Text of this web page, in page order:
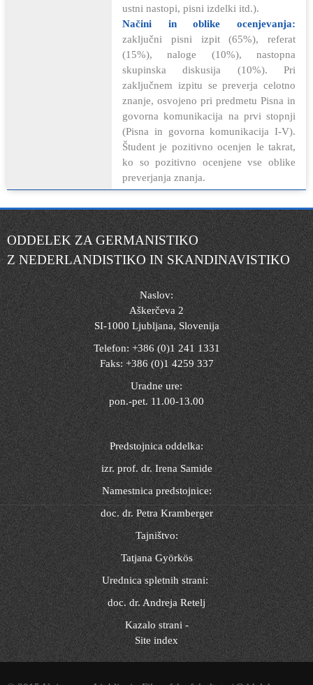
ustni nastopi, pisni izdelki itd.).
Načini in oblike ocenjevanja:
zaključni pisni izpit (65%), referat
(15%), naloge (10%), nastopna
skupinska diskusija (10%). Pri
zaključnem izpitu se preverja celotno
znanje, osvojeno pri predmetu Pisna in
govorna komunikacija na prvi stopnji
(Pisna in govorna komunikacija I-V).
Študent je pozitivno ocenjen le takrat,
ko so pozitivno ocenjene vse oblike
preverjanja znanja.
ODDELEK ZA GERMANISTIKO
Z NEDERLANDISTIKO IN SKANDINAVISTIKO
Naslov:
Aškerčeva 2
SI-1000 Ljubljana, Slovenija
Telefon: +386 (0)1 241 1331
Faks: +386 (0)1 4259 337
Uradne ure:
pon.-pet. 11.00-13.00
Predstojnica oddelka:
izr. prof. dr. Irena Samide
Namestnica predstojnice:
doc. dr. Petra Kramberger
Tajništvo:
Tatjana Györkös
Urednica spletnih strani:
doc. dr. Andreja Retelj
Kazalo strani -
Site index